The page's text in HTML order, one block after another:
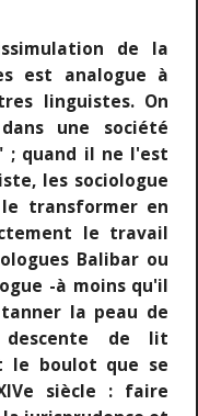
de la
est analogue à
linguistes. On
une société
; quand il ne l'est
les sociologue
transformer en
le travail
Balibar ou
-à moins qu'il
la peau de
de lit
le boulot que se
siècle : faire